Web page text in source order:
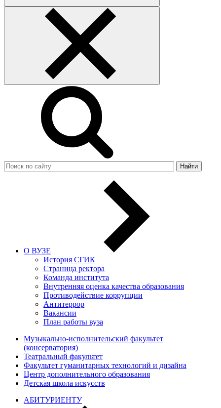
Найти
О ВУЗЕ
История СГИК
Страница ректора
Команда института
Внутренняя оценка качества образования
Противодействие коррупции
Антитеррор
Вакансии
План работы вуза
Музыкально-исполнительский факультет
(консерватория)
Театральный факультет
Факультет гуманитарных технологий и дизайна
Центр дополнительного образования
Детская школа искусств
АБИТУРИЕНТУ